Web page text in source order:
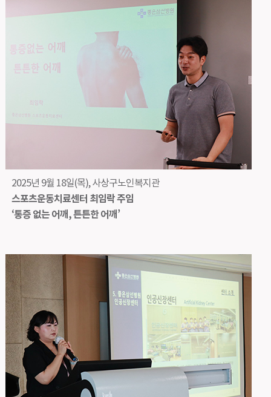
2025년 9월 18일(목), 사상구노인복지관
스포츠운동치료센터 최임락 주임
‘통증 없는 어깨, 튼튼한 어깨’